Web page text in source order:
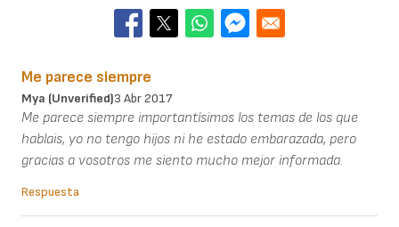
Me parece siempre
Mya (unverified)3 Abr 2017
Me parece siempre importantísimos los temas de los que
hablais, yo no tengo hijos ni he estado embarazada, pero
gracias a vosotros me siento mucho mejor informada.
Respuesta